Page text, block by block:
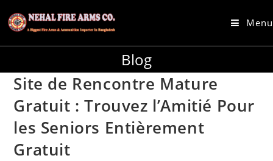
Menu
Blog
Site de Rencontre Mature
Gratuit : Trouvez l’Amitié Pour
les Seniors Entièrement
Gratuit